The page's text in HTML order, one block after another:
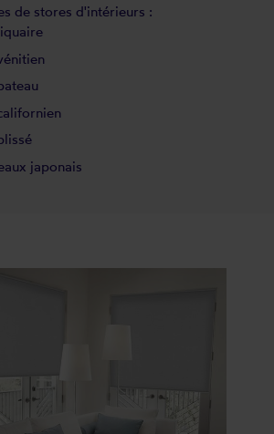
de stores d'intérieurs :
japonais